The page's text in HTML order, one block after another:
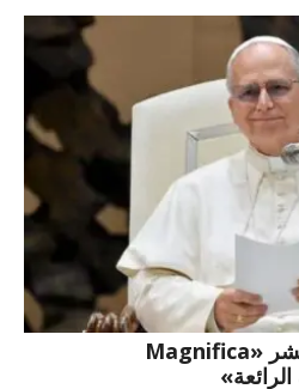
رسالة البابا لاون الرابع عشر «Magnifica